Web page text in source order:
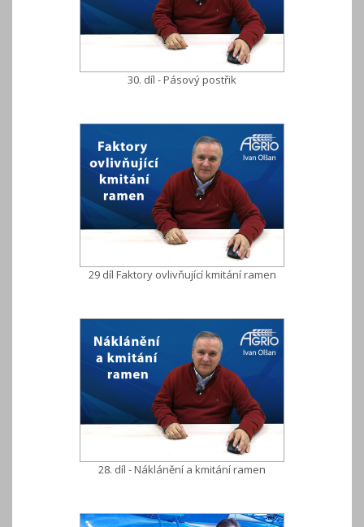
30. díl - Pásový postřik
29 díl Faktory ovlivňující kmitání ramen
28. díl - Náklánění a kmitání ramen